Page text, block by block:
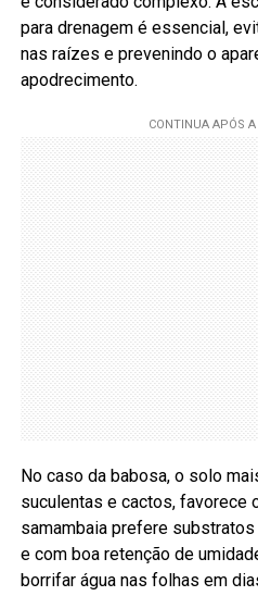
para drenagem é essencial,
nas raízes e prevenindo o
apodrecimento.
No caso da babosa, o solo
suculentas e cactos, favorece
samambaia prefere
e com boa retenção de
borrifar água nas folhas em